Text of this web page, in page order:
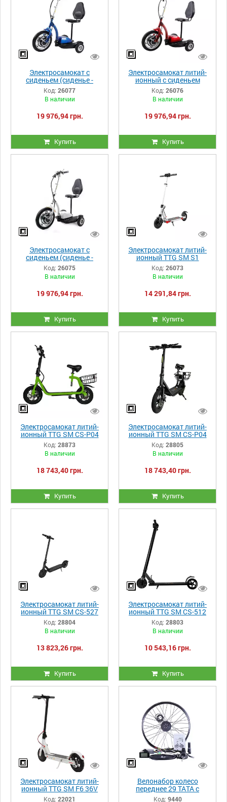
Электросамокат с
сиденьем (сиденье -
спинка) TTG SM T06-1
36V350W 12AH синий
Код: 26077
В наличии
19 976,94 грн.
Купить
Электросамокат литий-
ионный с сиденьем
(сиденье - спинка) TTG
SM T06-1 36V350W 12AH
красный
Код: 26076
В наличии
19 976,94 грн.
Купить
Электросамокат с
сиденьем (сиденье -
спинка) TTG SM T06-1
36V350W 12AH белый
Код: 26075
В наличии
19 976,94 грн.
Купить
Электросамокат литий-
ионный TTG SM S1
36V400W 6.5ah белый
Код: 26073
В наличии
14 291,84 грн.
Купить
Электросамокат литий-
ионный TTG SM CS-P04
зеленый
Код: 28873
В наличии
18 743,40 грн.
Купить
Электросамокат литий-
ионный TTG SM CS-P04
черный
Код: 28805
В наличии
18 743,40 грн.
Купить
Электросамокат литий-
ионный TTG SM CS-527
черный
Код: 28804
В наличии
13 823,26 грн.
Купить
Электросамокат литий-
ионный TTG SM CS-512
черный
Код: 28803
В наличии
10 543,16 грн.
Купить
Электросамокат литий-
ионный TTG SM F6 36V
8AH белый
Код: 22021
Велонабор колесо
переднее 29 ТАТА с
дисплеем 350W
Код: 9440